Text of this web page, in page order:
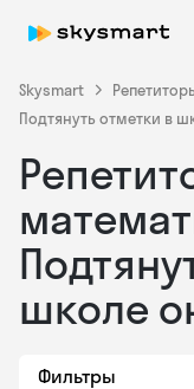
Skysmart
Подтянуть отметки в
школе
Фильтры
Skysmart Chat